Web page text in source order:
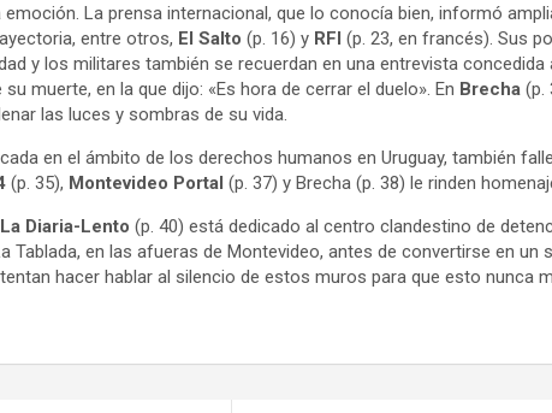
La prensa internacional, que lo conocía bien, informó
entre otros, El Salto (p. 16) y RFI (p. 23, en francés). Sus
y los militares también se recuerdan en una entrevista concedida
muerte, en la que dijo: «Es hora de cerrar el duelo». En Brecha (p.
las luces y sombras de su vida.
en el ámbito de los derechos humanos en Uruguay, también
(p. 35), Montevideo Portal (p. 37) y Brecha (p. 38) le rinden
La Diaria-Lento (p. 40) está dedicado al centro clandestino de
Tablada, en las afueras de Montevideo, antes de convertirse en un
hacer hablar al silencio de estos muros para que esto nunca